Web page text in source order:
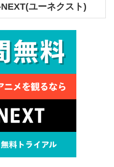
ユーネクスト)